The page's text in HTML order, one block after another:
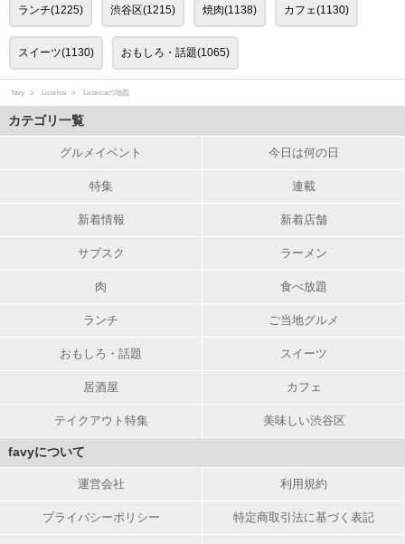
ランチ(1225) 渋谷区(1215) 焼肉(1138) カフェ(1130)
スイーツ(1130) おもしろ・話題(1065)
favy Licorice Licoriceの地図
カテゴリ一覧
グルメイベント 今日は何の日
特集 連載
新着情報 新着店舗
サブスク ラーメン
肉 食べ放題
ランチ ご当地グルメ
おもしろ・話題 スイーツ
居酒屋 カフェ
テイクアウト特集 美味しい渋谷区
favyについて
運営会社 利用規約
プライバシーポリシー 特定商取引法に基づく表記